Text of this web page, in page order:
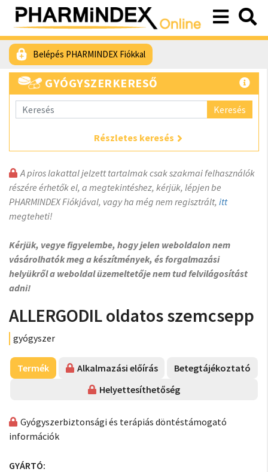
Belépés PHARMINDEX Fiókkal
GYÓGYSZERKERESŐ
Keresés
Részletes keresés
A piros lakattal jelzett tartalmak csak szakmai felhasználók
részére érhetők el, a megtekintéshez, kérjük, lépjen be
PHARMINDEX Fiókjával, vagy ha még nem regisztrált, itt
megteheti!
Kérjük, vegye figyelembe, hogy jelen weboldalon nem
vásárolhatók meg a készítmények, és forgalmazási
helyükről a weboldal üzemeltetője nem tud felvilágosítást
adni!
ALLERGODIL oldatos szemcsepp
gyógyszer
Termék Alkalmazási előírás
Betegtájékoztató
Helyettesíthetőség
Gyógyszerbiztonsági és terápiás döntéstámogató
információk
GYÁRTÓ: